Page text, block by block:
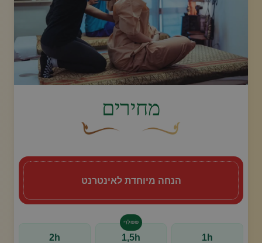
מחירים
הנחה מיוחדת לאינטרנט
1h
פּוֹפּוּלָרִי
1,5h
2h